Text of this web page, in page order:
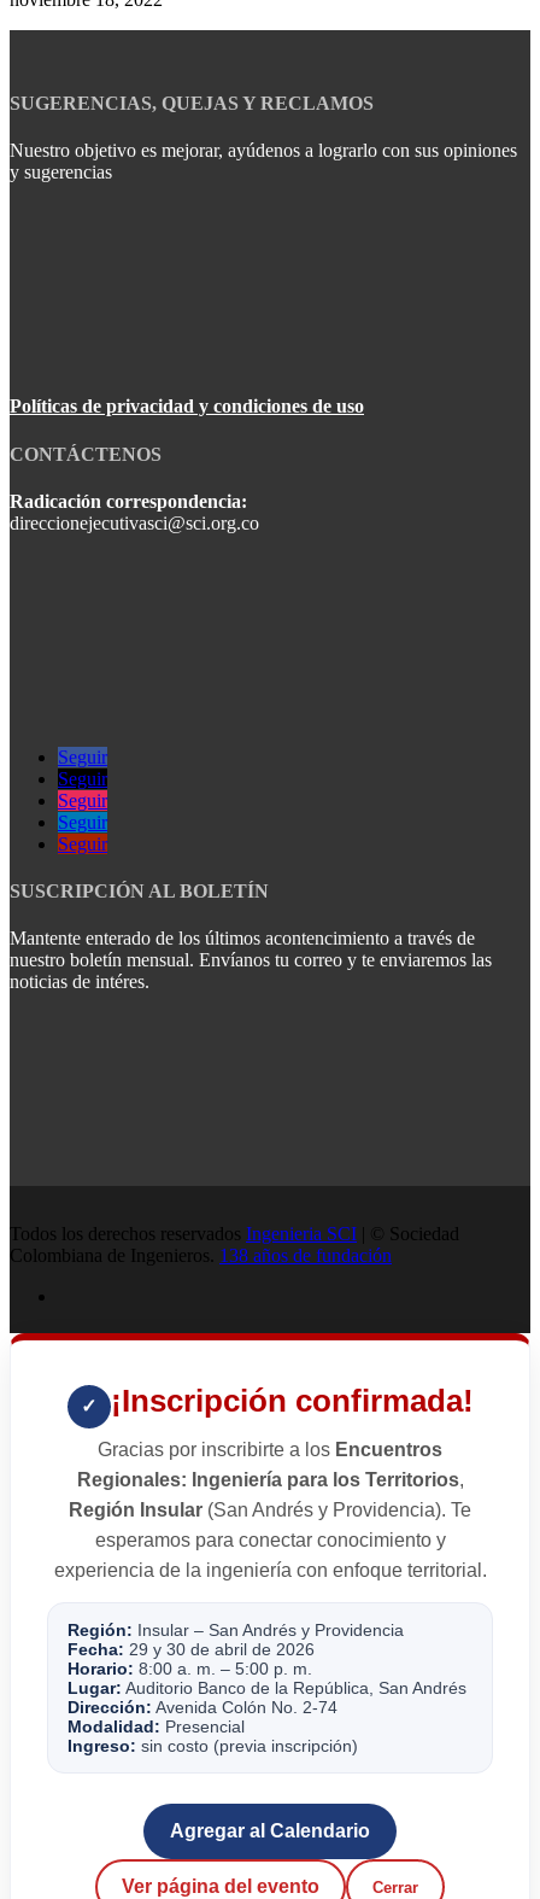
SUGERENCIAS, QUEJAS Y RECLAMOS
Nuestro objetivo es mejorar, ayúdenos a lograrlo con sus opiniones
y sugerencias
Políticas de privacidad y condiciones de uso
CONTÁCTENOS
Radicación correspondencia:
direccionejecutivasci@sci.org.co
Seguir
Seguir
Seguir
Seguir
Seguir
SUSCRIPCIÓN AL BOLETÍN
Mantente enterado de los últimos acontencimiento a través de
nuestro boletín mensual. Envíanos tu correo y te enviaremos las
noticias de intéres.
Todos los derechos reservados Ingenieria SCI | © Sociedad
Colombiana de Ingenieros. 138 años de fundación
✓ ¡Inscripción confirmada!
Gracias por inscribirte a los Encuentros
Regionales: Ingeniería para los Territorios,
Región Insular (San Andrés y Providencia). Te
esperamos para conectar conocimiento y
experiencia de la ingeniería con enfoque territorial.
Región: Insular – San Andrés y Providencia
Fecha: 29 y 30 de abril de 2026
Horario: 8:00 a. m. – 5:00 p. m.
Lugar: Auditorio Banco de la República, San Andrés
Dirección: Avenida Colón No. 2-74
Modalidad: Presencial
Ingreso: sin costo (previa inscripción)
Agregar al Calendario
Ver página del evento Cerrar